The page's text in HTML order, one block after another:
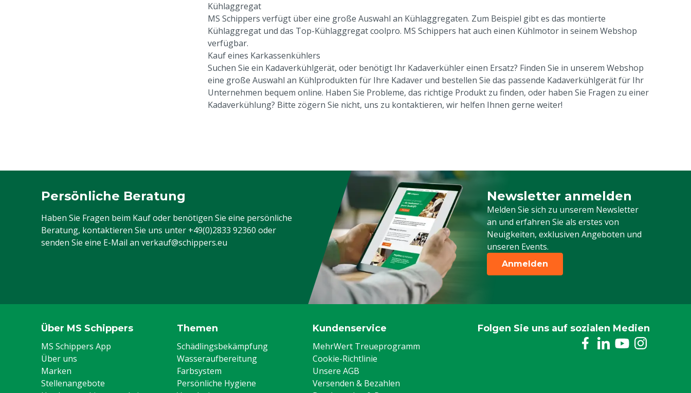
Kühlaggregat
MS Schippers verfügt über eine große Auswahl an Kühlaggregaten. Zum Beispiel gibt es das montierte
Kühlaggregat und das Top-Kühlaggregat coolpro. MS Schippers hat auch einen Kühlmotor in seinem Webshop
verfügbar.
Kauf eines Karkassenkühlers
Suchen Sie ein Kadaverkühlgerät, oder benötigt Ihr Kadaverkühler einen Ersatz? Finden Sie in unserem Webshop
eine große Auswahl an Kühlprodukten für Ihre Kadaver und bestellen Sie das passende Kadaverkühlgerät für Ihr
Unternehmen bequem online. Haben Sie Probleme, das richtige Produkt zu finden, oder haben Sie Fragen zu einer
Kadaverkühlung? Bitte zögern Sie nicht, uns zu kontaktieren, wir helfen Ihnen gerne weiter!
Persönliche Beratung
Haben Sie Fragen beim Kauf oder benötigen Sie eine persönliche
Beratung, kontaktieren Sie uns unter +49(0)2833 92360 oder
senden Sie eine E-Mail an verkauf@schippers.eu
Newsletter anmelden
Melden Sie sich zu unserem Newsletter
an und erfahren Sie als erstes von
Neuigkeiten, exklusiven Angeboten und
unseren Events.
Melden Sie sich für unseren Newsletter
Anmelden
Über MS Schippers
MS Schippers App
Über uns
Marken
Stellenangebote
Themen
Schädlingsbekämpfung
Wasseraufbereitung
Farbsystem
Persönliche Hygiene
Kundenservice
MehrWert Treueprogramm
Cookie-Richtlinie
Unsere AGB
Versenden & Bezahlen
Folgen Sie uns auf sozialen Medien